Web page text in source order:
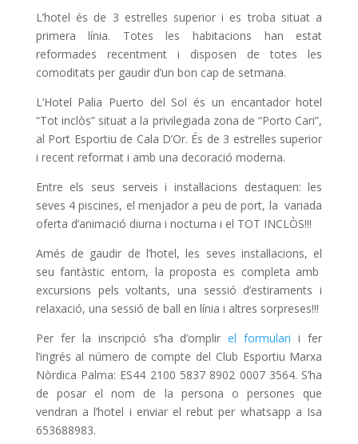
L’hotel és de 3 estrelles superior i es troba situat a
primera línia. Totes les habitacions han estat
reformades recentment i disposen de totes les
comoditats per gaudir d’un bon cap de setmana.
L’Hotel Palia Puerto del Sol és un encantador hotel
“Tot inclòs” situat a la privilegiada zona de “Porto Cari”,
al Port Esportiu de Cala D’Or. És de 3 estrelles superior
i recent reformat i amb una decoració moderna.
Entre els seus serveis i instal·lacions destaquen: les
seves 4 piscines, el menjador a peu de port, la variada
oferta d’animació diurna i nocturna i el TOT INCLÒS!!!
Amés de gaudir de l’hotel, les seves instal·lacions, el
seu fantàstic entorn, la proposta es completa amb
excursions pels voltants, una sessió d’estiraments i
relaxació, una sessió de ball en línia i altres sorpreses!!!
Per fer la inscripció s’ha d’omplirel formulari i fer
l’ingrés al número de compte del Club Esportiu Marxa
Nòrdica Palma: ES44 2100 5837 8902 0007 3564. S’ha
de posar el nom de la persona o persones que
vendran a l’hotel i enviar el rebut per whatsapp a Isa
653688983.